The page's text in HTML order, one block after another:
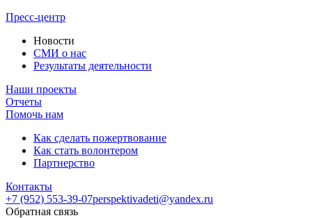
Пресс-центр
Новости
СМИ о нас
Результаты деятельности
Наши проекты
Отчеты
Помочь нам
Как сделать пожертвование
Как стать волонтером
Партнерство
Контакты
+7 (952) 553-39-07perspektivadeti@yandex.ru
Обратная связь